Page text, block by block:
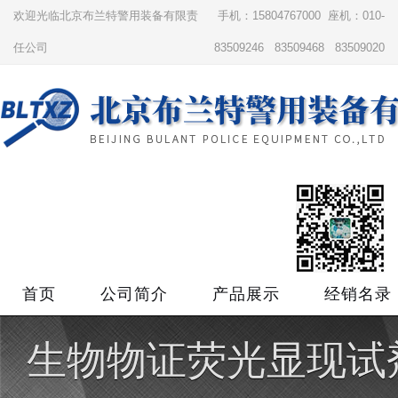
欢迎光临北京布兰特警用装备有限责
任公司
手机：15804767000 座机：010-
83509246 83509468 83509020
首页 公司简介 产品展示 经销名录
生物物证荧光显现试